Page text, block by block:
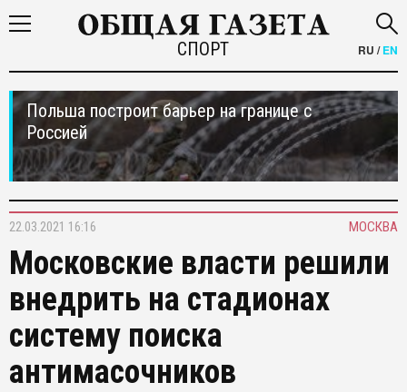
СПОРТ RU /EN
Польша построит барьер на границе с
Россией
МОСКВА
22.03.2021 16:16
Московские власти решили
внедрить на стадионах
систему поиска
антимасочников